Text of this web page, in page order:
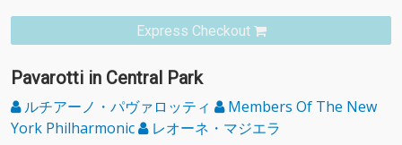
Express Checkout
Pavarotti in Central Park
ルチアーノ・パヴァロッティ
Members Of The New
York Philharmonic
レオーネ・マジエラ